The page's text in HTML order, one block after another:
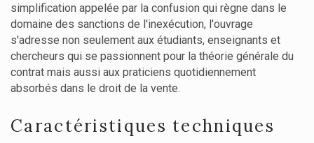
simplification appelée par la confusion qui règne dans le
domaine des sanctions de l'inexécution, l'ouvrage
s'adresse non seulement aux étudiants, enseignants et
chercheurs qui se passionnent pour la théorie générale du
contrat mais aussi aux praticiens quotidiennement
absorbés dans le droit de la vente.
Caractéristiques techniques